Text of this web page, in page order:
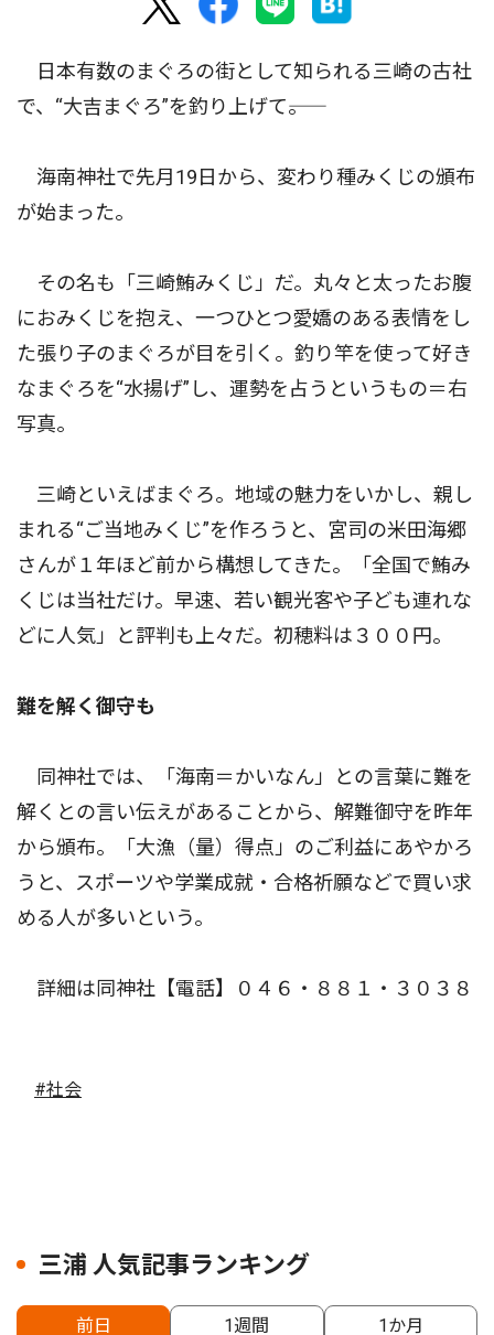
日本有数のまぐろの街として知られる三崎の古社
で、“大吉まぐろ”を釣り上げて――。
海南神社で先月19日から、変わり種みくじの頒布
が始まった。
その名も「三崎鮪みくじ」だ。丸々と太ったお腹
におみくじを抱え、一つひとつ愛嬌のある表情をし
た張り子のまぐろが目を引く。釣り竿を使って好き
なまぐろを“水揚げ”し、運勢を占うというもの＝右
写真。
三崎といえばまぐろ。地域の魅力をいかし、親し
まれる“ご当地みくじ”を作ろうと、宮司の米田海郷
さんが１年ほど前から構想してきた。「全国で鮪み
くじは当社だけ。早速、若い観光客や子ども連れな
どに人気」と評判も上々だ。初穂料は３００円。
難を解く御守も
同神社では、「海南＝かいなん」との言葉に難を
解くとの言い伝えがあることから、解難御守を昨年
から頒布。「大漁（量）得点」のご利益にあやかろ
うと、スポーツや学業成就・合格祈願などで買い求
める人が多いという。
詳細は同神社【電話】０４６・８８１・３０３８
#社会
三浦 人気記事ランキング
前日 1週間 1か月